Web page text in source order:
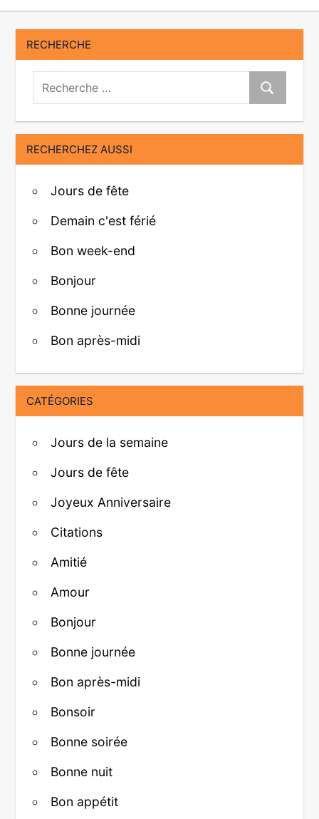
RECHERCHE
Recherche:
Recherche
RECHERCHEZ AUSSI
Jours de fête
Demain c'est férié
Bon week-end
Bonjour
Bonne journée
Bon après-midi
CATÉGORIES
Jours de la semaine
Jours de fête
Joyeux Anniversaire
Citations
Amitié
Amour
Bonjour
Bonne journée
Bon après-midi
Bonsoir
Bonne soirée
Bonne nuit
Bon appétit